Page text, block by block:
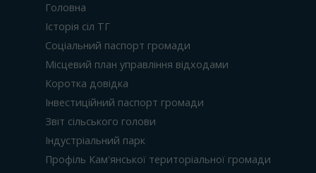
Головна
Історія сіл ТГ
Соціальний паспорт громади
Місцевий план управління відходами
Коротка довідка
Інвестиційний паспорт громади
Звіт сільського голови
Індустріальний парк
Профіль Кам'янської територіальної громади